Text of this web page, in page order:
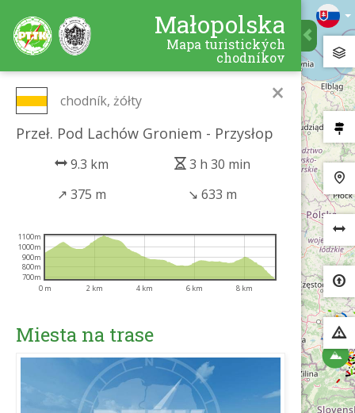
Małopolska
Mapa turistických
chodníkov
×
chodník, żółty
Przeł. Pod Lachów Groniem - Przysłop
9.3 km
3 h 30 min
↗ 375 m ↘ 633 m
0 m 2 km 4 km 6 km 8 km
700m
800m
900m
1000m
1100m
Miesta na trase